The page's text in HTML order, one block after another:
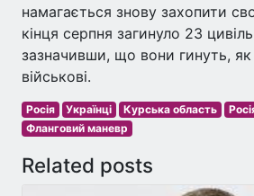
намагається знову захопити
кінця серпня загинуло 23
зазначивши, що вони гинуть, як
військові.
Росія Українці Курська область
Фланговий маневр
Related posts